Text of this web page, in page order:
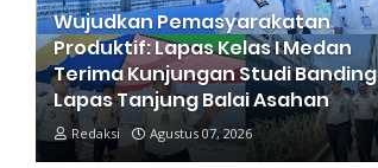
Wujudkan Pemasyarakatan
Produktif: Lapas Kelas I Medan
Terima Kunjungan Studi Banding
Lapas Tanjung Balai Asahan
Redaksi Agustus 07, 2026